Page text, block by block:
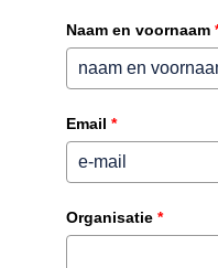
uitgebreide
tijdbeheer, training en
mystery shoppers om
hoogstaand uit te voeren.
Waarom
een DMS
Naam en voornaam
Email *
Organisatie *